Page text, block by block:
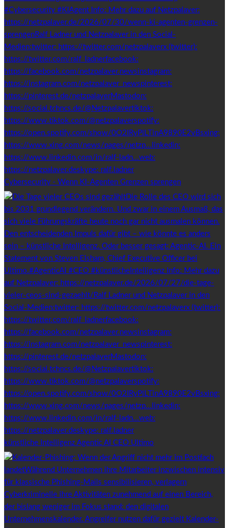
Cybersecurity - Wenn KI-Agenten Grenzen sprengen
künstliche Intelligenz Agentic AI CEO Ultimo